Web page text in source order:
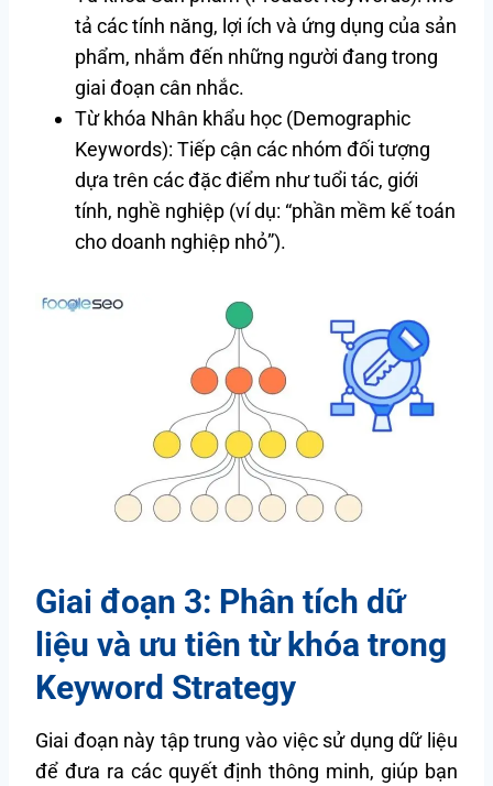
tả các tính năng, lợi ích và ứng dụng của sản
phẩm, nhắm đến những người đang trong
giai đoạn cân nhắc.
Từ khóa Nhân khẩu học (Demographic
Keywords): Tiếp cận các nhóm đối tượng
dựa trên các đặc điểm như tuổi tác, giới
tính, nghề nghiệp (ví dụ: “phần mềm kế toán
cho doanh nghiệp nhỏ”).
Giai đoạn 3: Phân tích dữ
liệu và ưu tiên từ khóa trong
Keyword Strategy
Giai đoạn này tập trung vào việc sử dụng dữ liệu
để đưa ra các quyết định thông minh, giúp bạn